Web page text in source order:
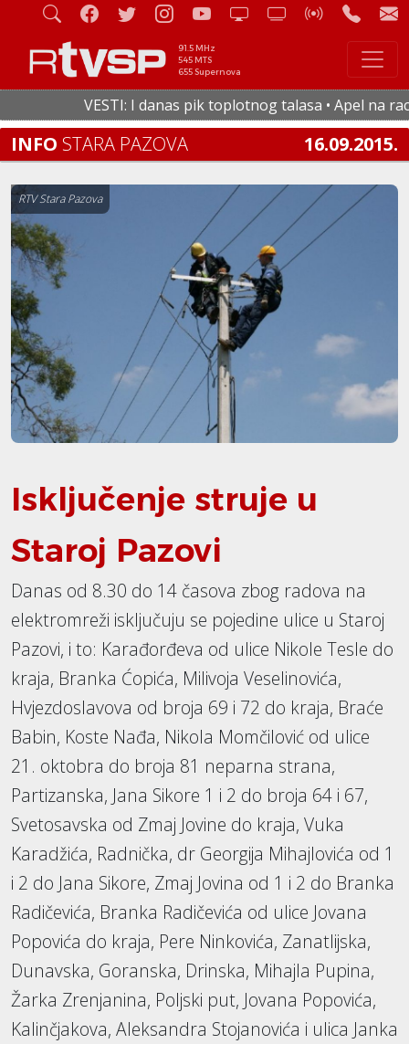
91.5 MHz
545 MTS
655 Supernova
VESTI: I danas pik toplotnog talasa • Apel na
INFO STARA PAZOVA 16.09.2015.
RTV Stara Pazova
Isključenje struje u
Staroj Pazovi
Danas od 8.30 do 14 časova zbog radova na
elektromreži isključuju se pojedine ulice u Staroj
Pazovi, i to: Karađorđeva od ulice Nikole Tesle do
kraja, Branka Ćopića, Milivoja Veselinovića,
Hvjezdoslavova od broja 69 i 72 do kraja, Braće
Babin, Koste Nađa, Nikola Momčilović od ulice
21. oktobra do broja 81 neparna strana,
Partizanska, Jana Sikore 1 i 2 do broja 64 i 67,
Svetosavska od Zmaj Jovine do kraja, Vuka
Karadžića, Radnička, dr Georgija Mihajlovića od 1
i 2 do Jana Sikore, Zmaj Jovina od 1 i 2 do Branka
Radičevića, Branka Radičevića od ulice Jovana
Popovića do kraja, Pere Ninkovića, Zanatlijska,
Dunavska, Goranska, Drinska, Mihajla Pupina,
Žarka Zrenjanina, Poljski put, Jovana Popovića,
Kalinčjakova, Aleksandra Stojanovića i ulica Janka